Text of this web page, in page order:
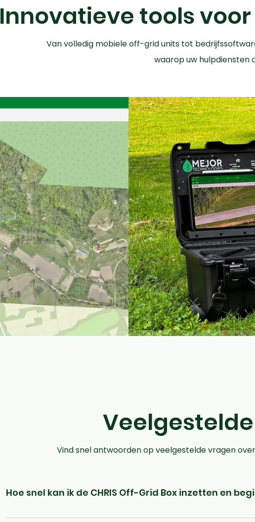
Innovatieve tools
Van volledig mobiele off-grid units tot
waarop uw hulpdiensten
Hoe snel kan ik de CHRIS Off-Grid Box inzetten en
De inzet duurt slechts enkele minuten. De unit wordt vooraf
Vind snel antwoorden op veelgestelde vragen